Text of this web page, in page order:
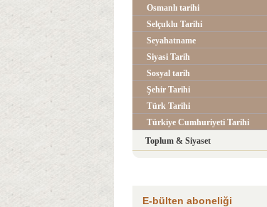
Osmanlı tarihi
Selçuklu Tarihi
Seyahatname
Siyasi Tarih
Sosyal tarih
Şehir Tarihi
Türk Tarihi
Türkiye Cumhuriyeti Tarihi
Toplum & Siyaset
E-bülten aboneliği